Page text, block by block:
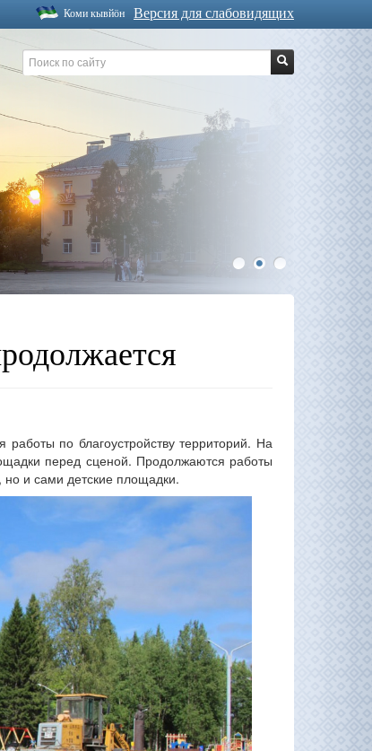
Версия для слабовидящих
Коми кывйöн
1 2 3
по благоустройству территорий. На
перед сценой. Продолжаются работы
и сами детские площадки.